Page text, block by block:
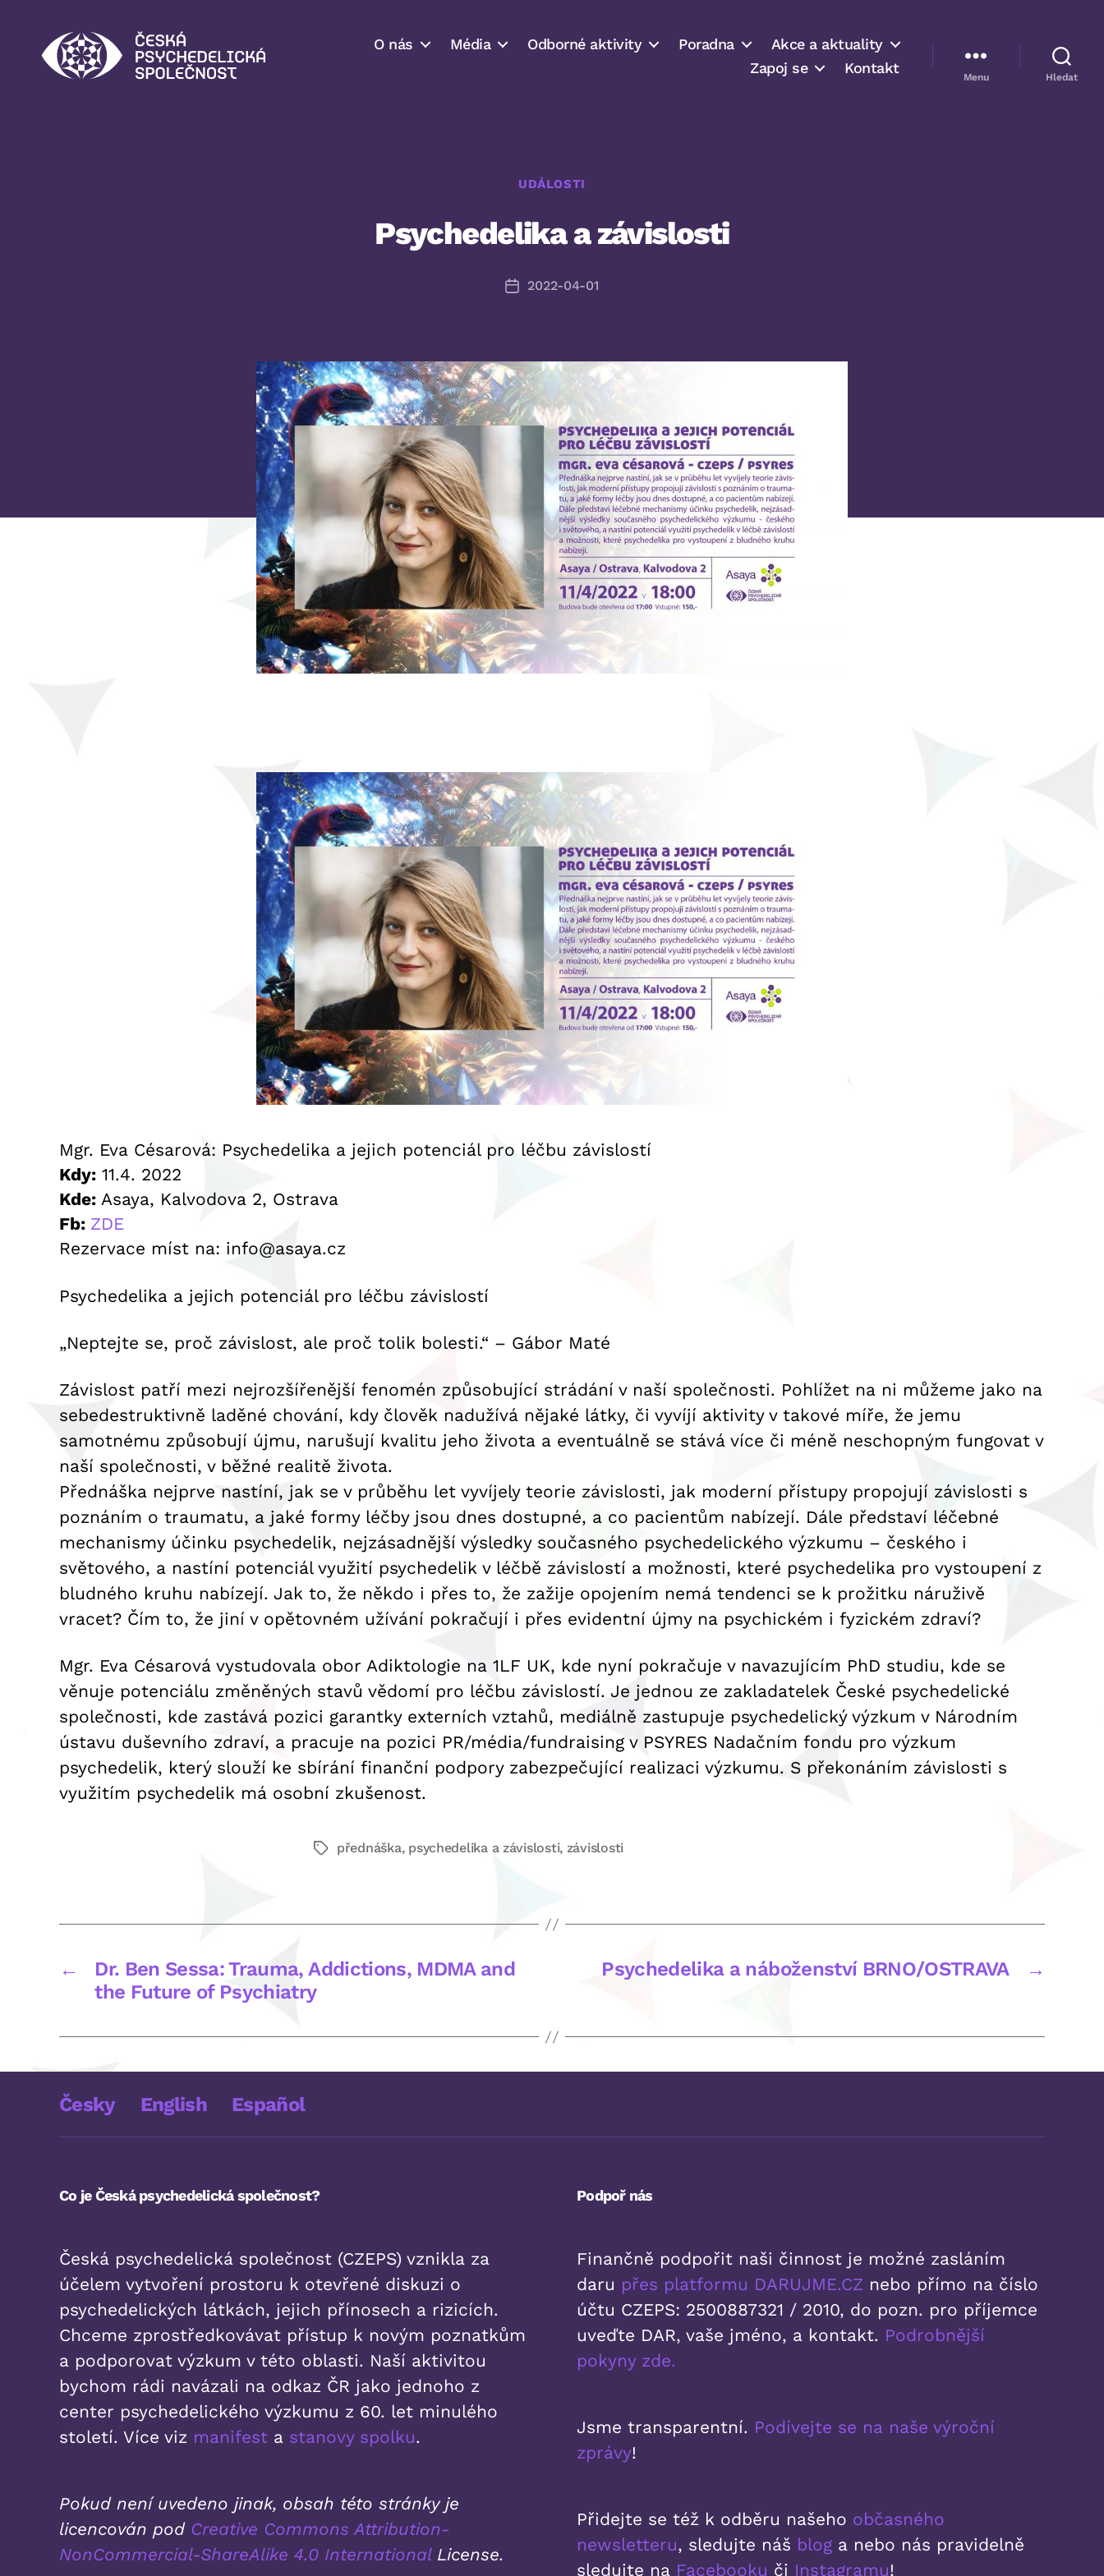
O nás Média Odborné aktivity Poradna
Akce a aktuality
Zapoj se
Kontakt
Menu Hledat
Rubriky
UDÁLOSTI
Psychedelika a závislosti
Datum
2022-04-01
Mgr. Eva Césarová: Psychedelika a jejich potenciál pro léčbu závislostí
Kdy: 11.4. 2022
Kde: Asaya, Kalvodova 2, Ostrava
Fb: ZDE
Rezervace míst na: info@asaya.cz
Psychedelika a jejich potenciál pro léčbu závislostí
„Neptejte se, proč závislost, ale proč tolik bolesti.“ – Gábor Maté
Závislost patří mezi nejrozšířenější fenomén způsobující strádání v naší společnosti. Pohlížet na ni můžeme jako na
sebedestruktivně laděné chování, kdy člověk nadužívá nějaké látky, či vyvíjí aktivity v takové míře, že jemu
samotnému způsobují újmu, narušují kvalitu jeho života a eventuálně se stává více či méně neschopným fungovat v
naší společnosti, v běžné realitě života.
Přednáška nejprve nastíní, jak se v průběhu let vyvíjely teorie závislosti, jak moderní přístupy propojují závislosti s
poznáním o traumatu, a jaké formy léčby jsou dnes dostupné, a co pacientům nabízejí. Dále představí léčebné
mechanismy účinku psychedelik, nejzásadnější výsledky současného psychedelického výzkumu – českého i
světového, a nastíní potenciál využití psychedelik v léčbě závislostí a možnosti, které psychedelika pro vystoupení z
bludného kruhu nabízejí. Jak to, že někdo i přes to, že zažije opojením nemá tendenci se k prožitku náruživě
vracet? Čím to, že jiní v opětovném užívání pokračují i přes evidentní újmy na psychickém i fyzickém zdraví?
Mgr. Eva Césarová vystudovala obor Adiktologie na 1LF UK, kde nyní pokračuje v navazujícím PhD studiu, kde se
věnuje potenciálu změněných stavů vědomí pro léčbu závislostí. Je jednou ze zakladatelek České psychedelické
společnosti, kde zastává pozici garantky externích vztahů, mediálně zastupuje psychedelický výzkum v Národním
ústavu duševního zdraví, a pracuje na pozici PR/média/fundraising v PSYRES Nadačním fondu pro výzkum
psychedelik, který slouží ke sbírání finanční podpory zabezpečující realizaci výzkumu. S překonáním závislosti s
využitím psychedelik má osobní zkušenost.
Štítkypřednáška, psychedelika a závislosti, závislosti
←
Dr. Ben Sessa: Trauma, Addictions, MDMA and
the Future of Psychiatry
→
Psychedelika a náboženství BRNO/OSTRAVA
Česky English Español
Co je Česká psychedelická společnost?
Česká psychedelická společnost (CZEPS) vznikla za
účelem vytvoření prostoru k otevřené diskuzi o
psychedelických látkách, jejich přínosech a rizicích.
Chceme zprostředkovávat přístup k novým poznatkům
a podporovat výzkum v této oblasti. Naší aktivitou
bychom rádi navázali na odkaz ČR jako jednoho z
center psychedelického výzkumu z 60. let minulého
století. Více viz manifest a stanovy spolku.
Pokud není uvedeno jinak, obsah této stránky je
licencován pod Creative Commons Attribution-
NonCommercial-ShareAlike 4.0 InternationalLicense.
Podpoř nás
Finančně podpořit naši činnost je možné zasláním
daru přes platformu DARUJME.CZ nebo přímo na číslo
účtu CZEPS: 2500887321 / 2010, do pozn. pro příjemce
uveďte DAR, vaše jméno, a kontakt. Podrobnější
pokyny zde.
Jsme transparentní. Podívejte se na naše výroční
zprávy!
Přidejte se též k odběru našeho občasného
newsletteru, sledujte náš blog a nebo nás pravidelně
sledujte na Facebooku či Instagramu!